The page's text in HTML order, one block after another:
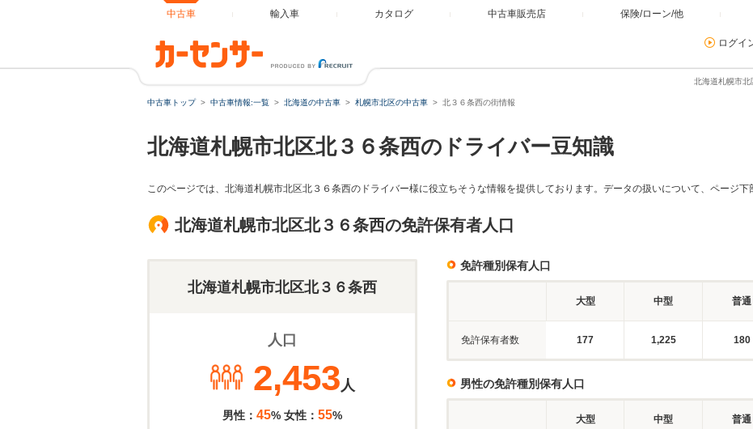
中古車 輸入車 カタログ 中古車販売店 保険/ローン/他
ログイ
北海道札幌市北
中古車トップ 中古車情報:一覧 北海道の中古車 札幌市北区の中古車 北３６条西の街情報
北海道札幌市北区北３６条西のドライバー豆知識
このページでは、北海道札幌市北区北３６条西のドライバー様に役立ちそうな情報を提供しております。データの扱いについて、ページ下
北海道札幌市北区北３６条西の免許保有者人口
北海道札幌市北区北３６条西
人口
2,453人
男性： 45% 女性： 55%
免許種別保有人口
大型 中型 普通
免許保有者数 177 1,225 180
男性の免許種別保有人口
大型 中型 普通